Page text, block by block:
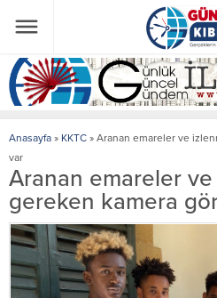
Anasayfa » KKTC » Aranan emareler ve
var
Aranan emareler
gereken kamera